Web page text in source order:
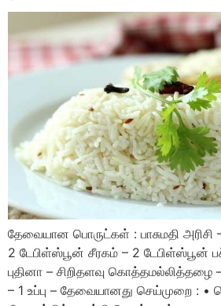
தேவையான பொருட்கள் : பாசுமதி
2 டேபிள்ஸ்பூன் சீரகம் – 2 டேபிள்ஸ்பூன்
புதினா – சிறிதளவு கொத்தமல்லித்தழை
– 1 உப்பு – தேவையானது செய்முறை :